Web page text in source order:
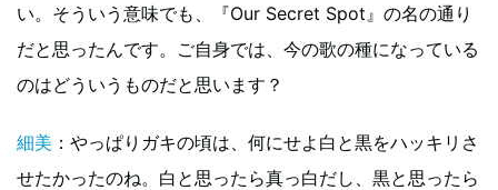
い。そういう意味でも、『Our Secret Spot』の名の通り
だと思ったんです。ご自身では、今の歌の種になっている
のはどういうものだと思います？
細美 ：やっぱりガキの頃は、何にせよ白と黒をハッキリさ
せたかったのね。白と思ったら真っ白だし、黒と思ったら